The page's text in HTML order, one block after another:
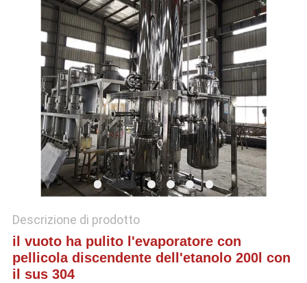
MAPPA
SITO
POLITICA
SULLA
PRIVACY
Descrizione di prodotto
il vuoto ha pulito l'evaporatore con
pellicola discendente dell'etanolo 200l con
il sus 304